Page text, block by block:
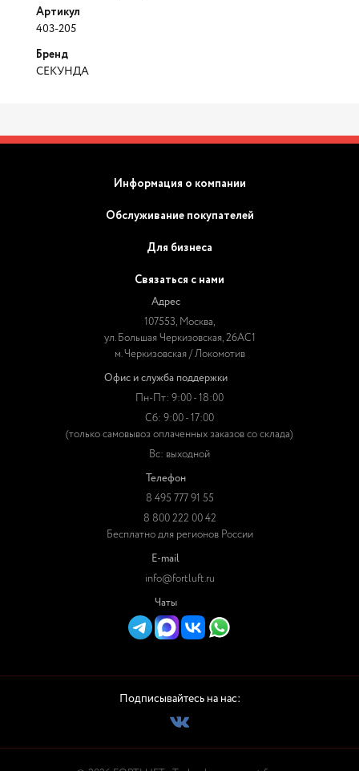
Артикул
403-205
Бренд
СЕКУНДА
Информация о компании
Обслуживание покупателей
Для бизнеса
Связаться с нами
Адрес
107553, Москва,
ул. Большая Черкизовская, 26АС1
м. Черкизовская / Локомотив
Офис и служба поддержки
Пн-Пт: 9:00 - 18:00
Сб: 9:00 - 17:00
(только самовывоз оплаченных заказов со склада)
Вс: выходной
Телефон
8 495 777 91 55
8 800 222 00 42
Бесплатно для регионов России
E-mail
info@fortluft.ru
Чаты
Подписывайтесь на нас: